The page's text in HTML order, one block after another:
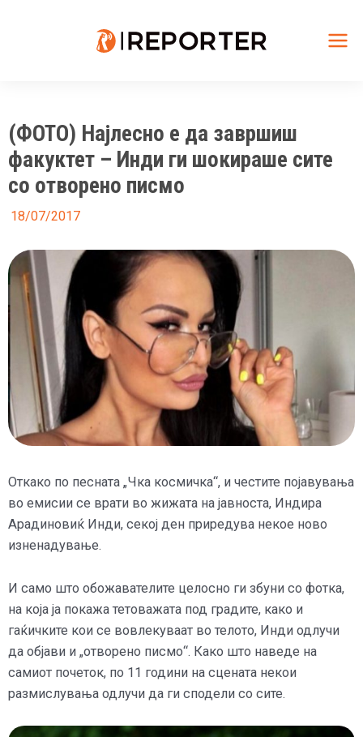
(ФОТО) Најлесно е да завршиш
факуктет – Инди ги шокираше сите
со отворено писмо
18/07/2017
Откако по песната „Чка космичка“, и честите појавувања
во емисии се врати во жижата на јавноста, Индира
Арадиновиќ Инди, секој ден приредува некое ново
изненадување.
И само што обожавателите целосно ги збуни со фотка,
на која ја покажа тетоважата под градите, како и
гаќичките кои се вовлекуваат во телото, Инди одлучи
да објави и „отворено писмо“. Како што наведе на
самиот почеток, по 11 години на сцената некои
размислувања одлучи да ги сподели со сите.